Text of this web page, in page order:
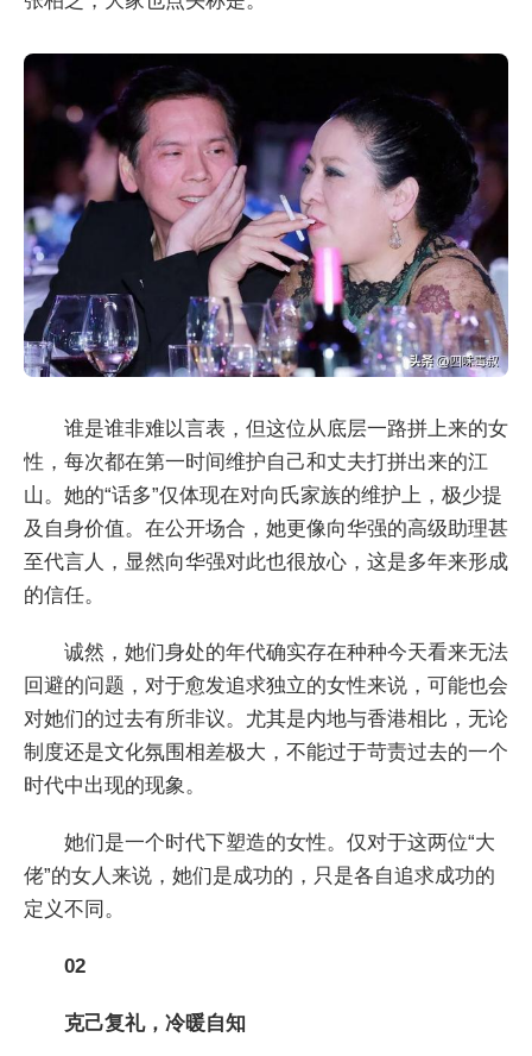
谁是谁非难以言表，但这位从底层一路拼上来的女
性，每次都在第一时间维护自己和丈夫打拼出来的江
山。她的“话多”仅体现在对向氏家族的维护上，极少提
及自身价值。在公开场合，她更像向华强的高级助理甚
至代言人，显然向华强对此也很放心，这是多年来形成
的信任。
诚然，她们身处的年代确实存在种种今天看来无法
回避的问题，对于愈发追求独立的女性来说，可能也会
对她们的过去有所非议。尤其是内地与香港相比，无论
制度还是文化氛围相差极大，不能过于苛责过去的一个
时代中出现的现象。
她们是一个时代下塑造的女性。仅对于这两位“大
佬”的女人来说，她们是成功的，只是各自追求成功的
定义不同。
02
克己复礼，冷暖自知